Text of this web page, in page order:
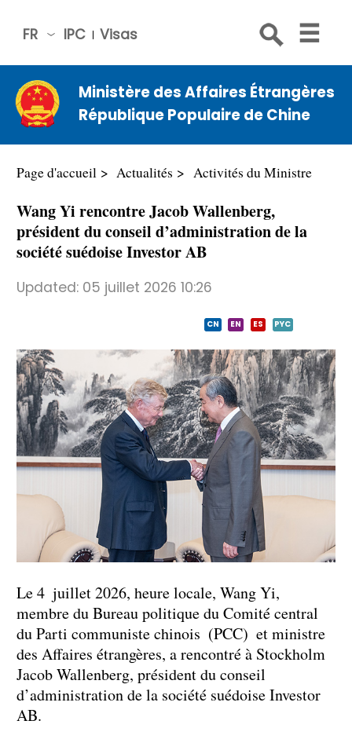
IPC Visas
FR
中文
Engli
sh
Русс
ñol
عربي
Ministère des Affaires Étrangères
République Populaire de Chine
Page d'accueil Actualités Activités du Ministre
Wang Yi rencontre Jacob Wallenberg,
président du conseil d’administration de la
société suédoise Investor AB
Updated: 05 juillet 2026 10:26
CN EN ES PYC
Le 4 juillet 2026, heure locale, Wang Yi,
membre du Bureau politique du Comité central
du Parti communiste chinois (PCC) et ministre
des Affaires étrangères, a rencontré à Stockholm
Jacob Wallenberg, président du conseil
d’administration de la société suédoise Investor
AB.